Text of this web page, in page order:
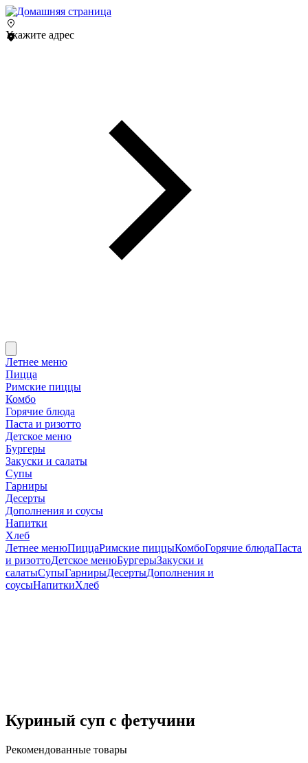
Укажите адрес
Летнее меню
Пицца
Римские пиццы
Комбо
Горячие блюда
Паста и ризотто
Детское меню
Бургеры
Закуски и салаты
Супы
Гарниры
Десерты
Дополнения и соусы
Напитки
Хлеб
Летнее менюПиццаРимские пиццыКомбоГорячие блюдаПаста
и ризоттоДетское менюБургерыЗакуски и
салатыСупыГарнирыДесертыДополнения и
соусыНапиткиХлеб
Куриный суп с фетучини
Рекомендованные товары